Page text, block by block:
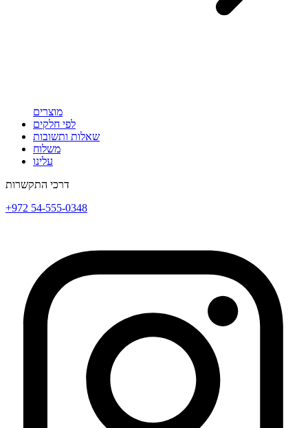
מוצרים
לפי חלקים
שאלות ותשובות
משלוח
עלינו
דרכי התקשרות
+972 54-555-0348